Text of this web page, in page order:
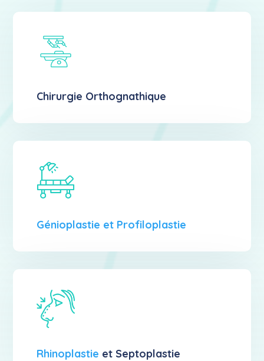
Chirurgie Orthognathique
Génioplastie et Profiloplastie
Rhinoplastie et Septoplastie